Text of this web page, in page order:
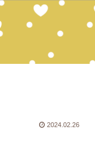
2024.02.26